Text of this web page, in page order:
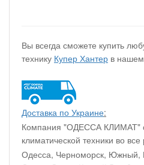
Вы всегда сможете купить
технику Купер Хантер в нашем
Доставка по Украине:
Компания "ОДЕССА КЛИМАТ"
климатической техники во
Одесса, Черноморск, Южный,